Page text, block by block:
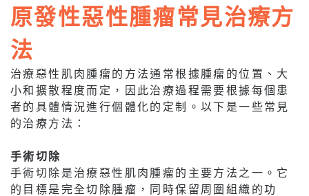
原發性惡性腫瘤常見治療方
法
治療惡性肌肉腫瘤的方法通常根據腫瘤的位置、大
小和擴散程度而定，因此治療過程需要根據每個患
者的具體情況進行個體化的定制。以下是一些常見
的治療方法：
手術切除
手術切除是治療惡性肌肉腫瘤的主要方法之一。它
的目標是完全切除腫瘤，同時保留周圍組織的功